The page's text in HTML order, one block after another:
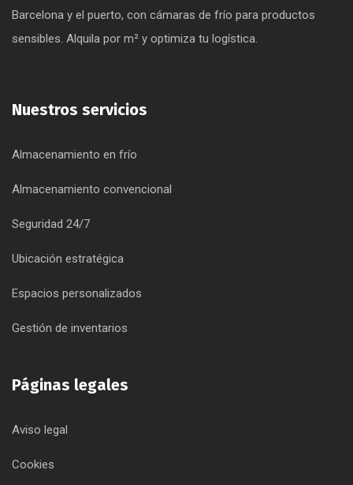
Barcelona y el puerto, con cámaras de frío para productos
sensibles. Alquila por m² y optimiza tu logística.
Nuestros servicios
Almacenamiento en frío
Almacenamiento convencional
Seguridad 24/7
Ubicación estratégica
Espacios personalizados
Gestión de inventarios
Páginas legales
Aviso legal
Cookies